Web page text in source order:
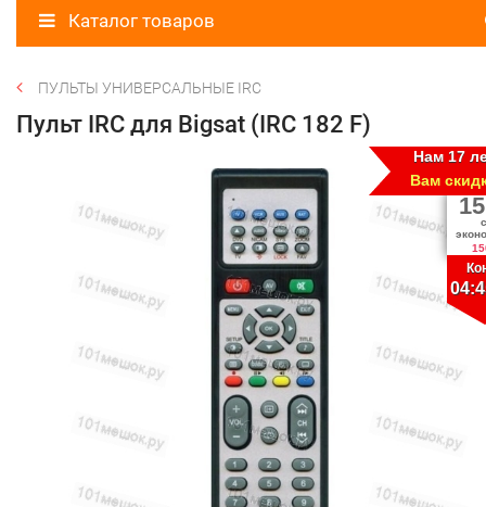
Каталог товаров
ПУЛЬТЫ УНИВЕРСАЛЬНЫЕ IRC
Пульт IRC для Bigsat (IRC 182 F)
Нам 17
Вам
15